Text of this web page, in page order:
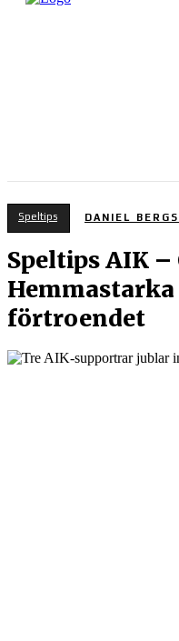
Speltips DANIEL
Speltips AIK –
förtroendet